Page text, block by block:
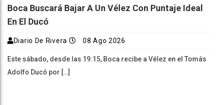
Boca Buscará Bajar A Un Vélez Con Puntaje Ideal
En El Ducó
Diario De Rivera 08 Ago 2026
Este sábado, desde las 19.15, Boca recibe a Vélez en el Tomás
Adolfo Ducó por […]